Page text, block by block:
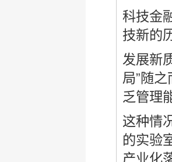
科技金
技新的
发展新
局”随
乏管理
这种情
的实验
产业化